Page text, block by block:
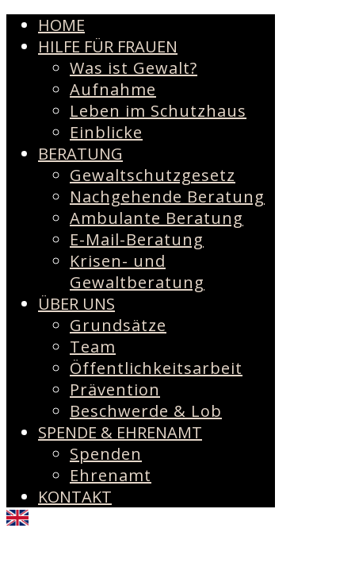
HOME
HILFE FÜR FRAUEN
Was ist Gewalt?
Aufnahme
Leben im Schutzhaus
Einblicke
BERATUNG
Gewaltschutzgesetz
Nachgehende Beratung
Ambulante Beratung
E-Mail-Beratung
Krisen- und
Gewaltberatung
ÜBER UNS
Grundsätze
Team
Öffentlichkeitsarbeit
Prävention
Beschwerde & Lob
SPENDE & EHRENAMT
Spenden
Ehrenamt
KONTAKT